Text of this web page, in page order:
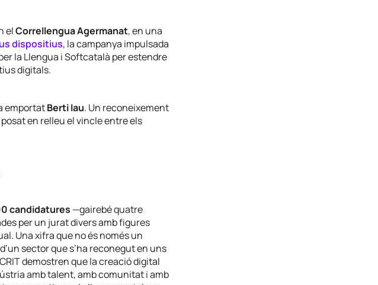
elCorrellengua Agermanat, en una
dispositius, la campanya impulsada
la Llengua i Softcatalà per estendre
digitals.
emportatBerti Iau. Un reconeixement
en relleu el vincle entre els
candidatures —gairebé quatre
per un jurat divers amb figures
Una xifra que no és només un
sector que s’ha reconegut en uns
demostren que la creació digital
amb talent, amb comunitat i amb